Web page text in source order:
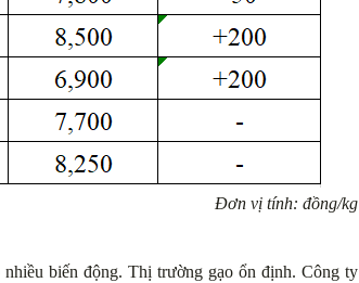
Đơn vị tính: đồng/kg
biến động. Thị trường gạo ổn định. Công ty